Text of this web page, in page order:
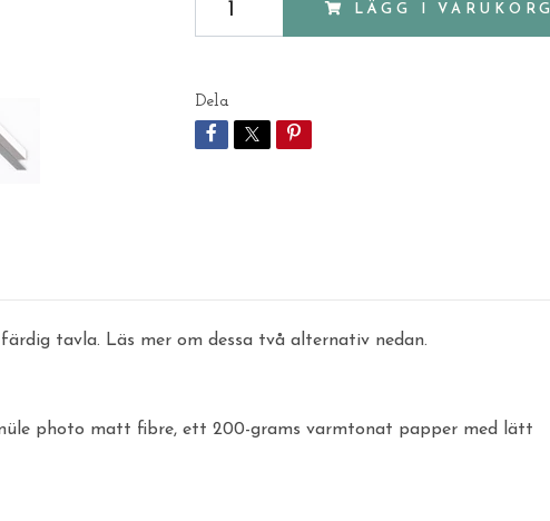
LÄGG I VARUKORG
Dela
tavla. Läs mer om dessa två alternativ nedan.
photo matt fibre, ett 200-grams varmtonat papper med lätt